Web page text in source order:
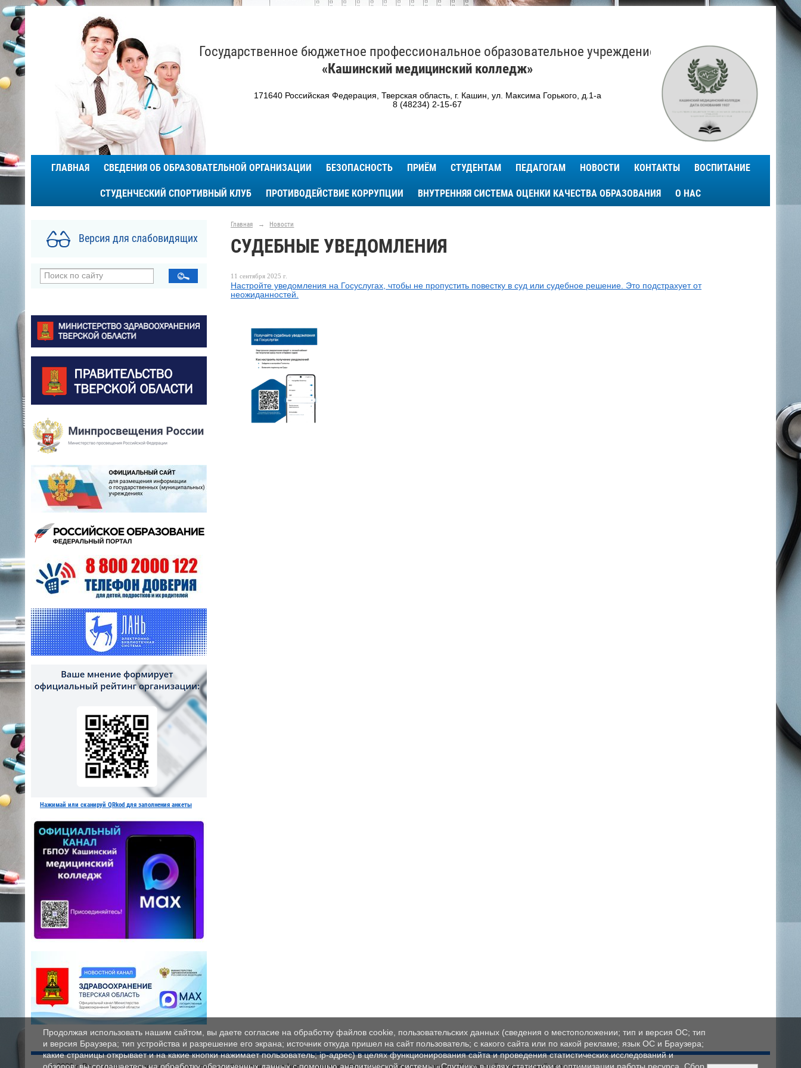
Государственное бюджетное профессиональное образовательное учреждение
«Кашинский медицинский колледж»
171640 Российская Федерация, Тверская область, г. Кашин, ул. Максима Горького, д.1-а
8 (48234) 2-15-67
ГЛАВНАЯ СВЕДЕНИЯ ОБ ОБРАЗОВАТЕЛЬНОЙ ОРГАНИЗАЦИИ БЕЗОПАСНОСТЬ ПРИЁМ СТУДЕНТАМ ПЕДАГОГАМ НОВОСТИ КОНТАКТЫ ВОСПИТАНИЕ
СТУДЕНЧЕСКИЙ СПОРТИВНЫЙ КЛУБ ПРОТИВОДЕЙСТВИЕ КОРРУПЦИИ ВНУТРЕННЯЯ СИСТЕМА ОЦЕНКИ КАЧЕСТВА ОБРАЗОВАНИЯ О НАС
Версия для слабовидящих
Нажимай или сканируй QRkod для заполнения анкеты
Главная → Новости
СУДЕБНЫЕ УВЕДОМЛЕНИЯ
11 сентября 2025 г.
Настройте уведомления на Госуслугах, чтобы не пропустить повестку в суд или судебное решение. Это подстрахует от
неожиданностей.
Продолжая использовать нашим сайтом, вы даете согласие на обработку файлов cookie, пользовательских данных (сведения о местоположении; тип и версия ОС; тип
и версия Браузера; тип устройства и разрешение его экрана; источник откуда пришел на сайт пользователь; с какого сайта или по какой рекламе; язык ОС и Браузера;
какие страницы открывает и на какие кнопки нажимает пользователь; ip-адрес) в целях функционирования сайта и проведения статистических исследований и